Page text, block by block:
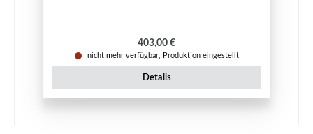
Regulärer Preis:
403,00 €
nicht mehr verfügbar, Produktion eingestellt
Details